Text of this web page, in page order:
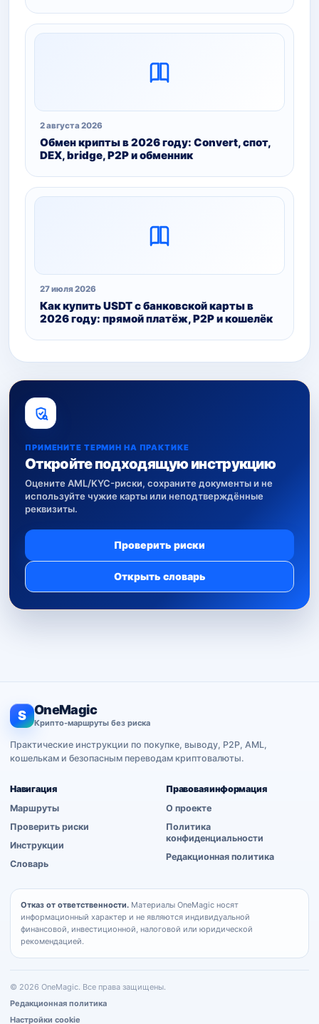
2 августа 2026
Обмен крипты в 2026 году: Convert, спот,
DEX, bridge, P2P и обменник
27 июля 2026
Как купить USDT с банковской карты в
2026 году: прямой платёж, P2P и кошелёк
ПРИМЕНИТЕ ТЕРМИН НА ПРАКТИКЕ
Откройте подходящую инструкцию
Оцените AML/KYC-риски, сохраните документы и не
используйте чужие карты или неподтверждённые
реквизиты.
Проверить риски
Открыть словарь
S OneMagic
Крипто-маршруты без риска
Практические инструкции по покупке, выводу, P2P, AML,
кошелькам и безопасным переводам криптовалюты.
Навигация
Маршруты
Проверить риски
Инструкции
Словарь
Правовая информация
О проекте
Политика
конфиденциальности
Редакционная политика
Отказ от ответственности. Материалы OneMagic носят
информационный характер и не являются индивидуальной
финансовой, инвестиционной, налоговой или юридической
рекомендацией.
© 2026 OneMagic. Все права защищены.
Редакционная политика
Настройки cookie